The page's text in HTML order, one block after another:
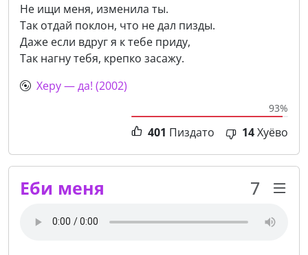
Не ищи меня, изменила ты.
Так отдай поклон, что не дал пизды.
Даже если вдруг я к тебе приду,
Так нагну тебя, крепко засажу.
Херу — да! (2002)
93%
401 Пиздато 14Хуёво
Еби меня 7